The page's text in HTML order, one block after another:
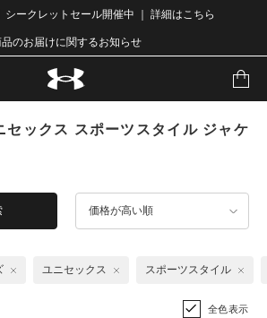
シークレットセール開催中 ｜ 詳細はこちら
のお届けに関するお知らせ
セックス スポーツスタイル ジャケ
価格が高い順
ユニセックス スポーツスタイル
全色表示